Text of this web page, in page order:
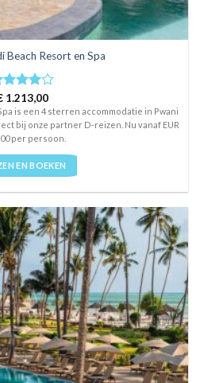
Beach Resort en Spa
4
of 5
1.213,00
is een 4 sterren accommodatie in Pwani
bij onze partner D-reizen. Nu vanaf EUR
per persoon.
EN BOEKEN